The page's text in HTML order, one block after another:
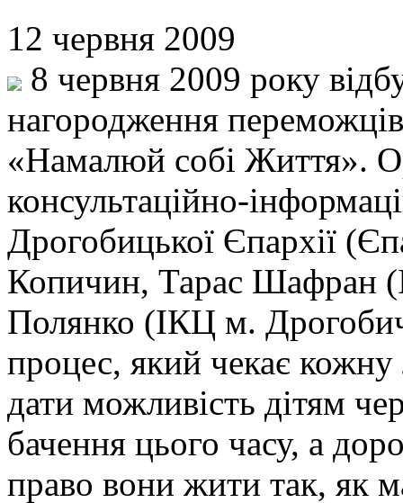
12 червня 2009
8 червня 2009 року
нагородження
«Намалюй собі Життя».
консультаційно-
Дрогобицької Єпархії
Копичин, Тарас Шафран
Полянко (ІКЦ м.
процес, який чекає
дати можливість дітям
бачення цього часу, а
право вони жити так, як